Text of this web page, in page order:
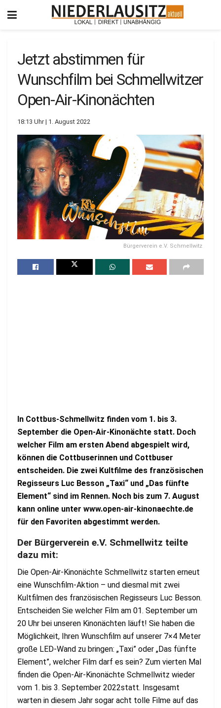
Jetzt abstimmen für
Wunschfilm bei Schmellwitzer
Open-Air-Kinonächten
18:13 Uhr | 1. August 2022
Bürgerverein e.V. Schmellwitz
In Cottbus-Schmellwitz finden vom 1. bis 3.
September die Open-Air-Kinonächte statt. Doch
welcher Film am ersten Abend abgespielt wird,
können die Cottbuserinnen und Cottbuser
entscheiden. Die zwei Kultfilme des französischen
Regisseurs Luc Besson „Taxi“ und „Das fünfte
Element“ sind im Rennen. Noch bis zum 7. August
kann online unter www.open-air-kinonaechte.de
für den Favoriten abgestimmt werden.
Der Bürgerverein e.V. Schmellwitz teilte
dazu mit:
Die Open-Air-Kinonächte Schmellwitz starten erneut
eine Wunschfilm-Aktion – und diesmal mit zwei
Kultfilmen des französischen Regisseurs Luc Besson.
Entscheiden Sie welcher Film am 01. September um
20 Uhr bei unseren Kinonächten läuft! Sie haben die
Möglichkeit, Ihren Wunschfilm auf unserer 7×4 Meter
große LED-Wand zu bringen: „Taxi” oder „Das fünfte
Element”, welcher Film darf es sein? Zum vierten Mal
finden die Open-Air-Kinonächte Schmellwitz wieder
vom 1. bis 3. September 2022statt. Insgesamt
warten in diesem Jahr sogar acht tolle Filme auf das